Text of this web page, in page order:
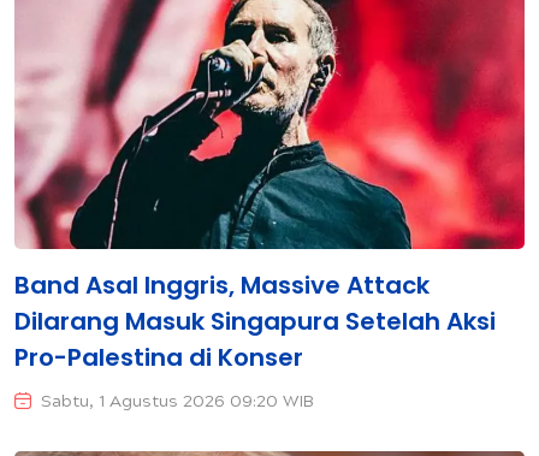
Band Asal Inggris, Massive Attack
Dilarang Masuk Singapura Setelah Aksi
Pro-Palestina di Konser
Sabtu, 1 Agustus 2026 09:20 WIB